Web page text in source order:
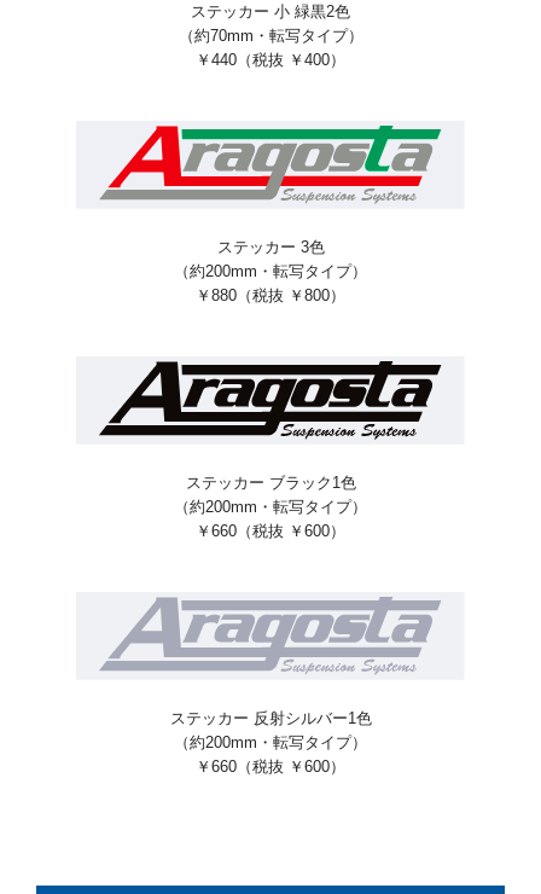
ステッカー 小 緑黒2色
（約70mm・転写タイプ）
￥440（税抜 ￥400）
ステッカー 3色
（約200mm・転写タイプ）
￥880（税抜 ￥800）
ステッカー ブラック1色
（約200mm・転写タイプ）
￥660（税抜 ￥600）
ステッカー 反射シルバー1色
（約200mm・転写タイプ）
￥660（税抜 ￥600）